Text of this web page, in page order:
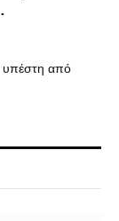
υπέστη από